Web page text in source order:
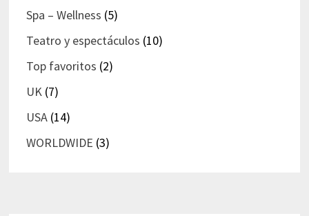
Spa – Wellness (5)
Teatro y espectáculos (10)
Top favoritos (2)
UK(7)
USA(14)
WORLDWIDE (3)